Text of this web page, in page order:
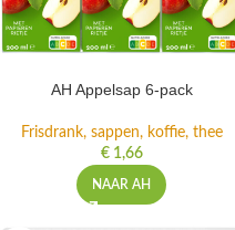
AH Appelsap 6-pack
Frisdrank, sappen, koffie, thee
€1,66
NAAR AH